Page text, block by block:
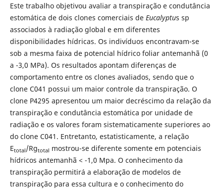
Este trabalho objetivou avaliar a transpiração e condutância
estomática de dois clones comerciais de Eucalyptus sp
associados à radiação global e em diferentes
disponibilidades hídricas. Os indivíduos encontravam-se
sob a mesma faixa de potencial hídrico foliar antemanhã (0
a -3,0 MPa). Os resultados apontam diferenças de
comportamento entre os clones avaliados, sendo que o
clone C041 possui um maior controle da transpiração. O
clone P4295 apresentou um maior decréscimo da relação da
transpiração e condutância estomática por unidade de
radiação e os valores foram sistematicamente superiores ao
do clone C041. Entretanto, estatisticamente, a relação
Etotal/Rgtotal mostrou-se diferente somente em potenciais
hídricos antemanhã < -1,0 Mpa. O conhecimento da
transpiração permitirá a elaboração de modelos de
transpiração para essa cultura e o conhecimento do